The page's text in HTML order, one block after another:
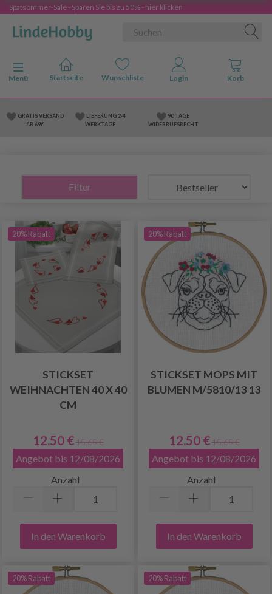
Spätsommer-Sale - Sparen Sie bis zu 50% - hier klicken
Anzeige ändern
Menü
GRATIS VERSAND
AB 69€
LIEFERUNG 2-4
WERKTAGE
90 TAGE
WIDERRUFSRECHT
Filter
20% Rabatt
STICKSET
WEIHNACHTEN 40 X 40
CM
12.50 € 15.65 €
Angebot bis 12/08/2026
Anzahl
In den Warenkorb
20% Rabatt
STICKSET MOPS MIT
BLUMEN M/5810/13 13
12.50 € 15.65 €
Angebot bis 12/08/2026
Anzahl
In den Warenkorb
20% Rabatt 20% Rabatt